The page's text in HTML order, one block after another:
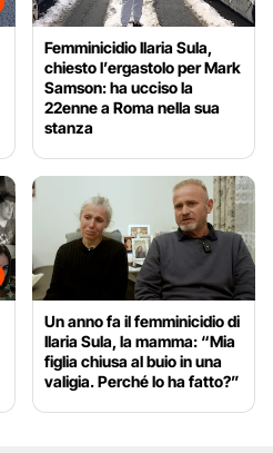
Femminicidio Ilaria Sula,
chiesto l’ergastolo per Mark
Samson: ha ucciso la
22enne a Roma nella sua
stanza
Un anno fa il femminicidio di
Ilaria Sula, la mamma: “Mia
figlia chiusa al buio in una
valigia. Perché lo ha fatto?”